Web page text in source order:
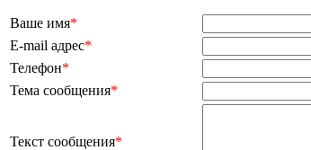
Ваше имя*
E-mail адрес*
Телефон*
Тема сообщения*
Текст сообщения*